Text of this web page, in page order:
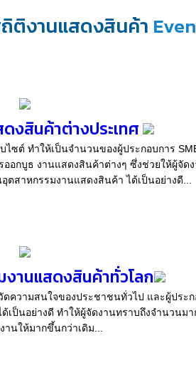
ติงานแสดงสินค้า
งสินค้าต่างประเทศ
ต์ ทำให้เป็นจำนวนของผู้ประกอบการ
อกบูธ งานแสดงสินค้าต่างๆ ซึ่งช่วยให้ผู้จัด
ตสาหกรรมงานแสดงสินค้า ได้เป็นอย่างดี...
งานแสดงสินค้าทั่วโลก
วามสนใจของประชาชนทั่วไป และผู้ประก
เป็นอย่างดี ทำให้ผู้จัดงานทราบถึงจำนวนมา
นให้มากขึ้นกว่าเดิม...